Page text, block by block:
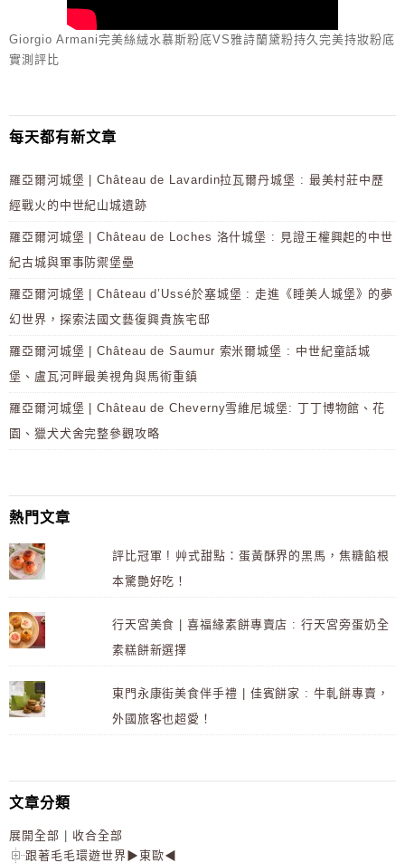
Giorgio Armani完美絲絨水慕斯粉底VS雅詩蘭黛粉持久完美持妝粉底
實測評比
每天都有新文章
羅亞爾河城堡 | Château de Lavardin拉瓦爾丹城堡 : 最美村莊中歷
經戰火的中世紀山城遺跡
羅亞爾河城堡 | Château de Loches 洛什城堡 : 見證王權興起的中世
紀古城與軍事防禦堡壘
羅亞爾河城堡 | Château d’Ussé於塞城堡 : 走進《睡美人城堡》的夢
幻世界，探索法國文藝復興貴族宅邸
羅亞爾河城堡 | Château de Saumur 索米爾城堡 : 中世紀童話城
堡、盧瓦河畔最美視角與馬術重鎮
羅亞爾河城堡 | Château de Cheverny雪維尼城堡: 丁丁博物館、花
園、獵犬犬舍完整參觀攻略
熱門文章
評比冠軍 ! 艸式甜點：蛋黃酥界的黑馬，焦糖餡根
本驚艷好吃！
行天宮美食 | 喜福緣素餅專賣店 : 行天宮旁蛋奶全
素糕餅新選擇
東門永康街美食伴手禮 | 佳賓餅家 : 牛軋餅專賣，
外國旅客也超愛！
文章分類
展開全部 | 收合全部
跟著毛毛環遊世界▶東歐◀